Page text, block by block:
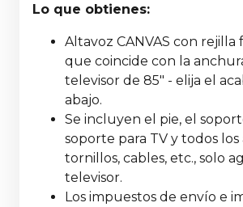
Lo que obtienes:
Altavoz CANVAS con
que coincide con la
televisor de 85" - elija el
abajo.
Se incluyen el pie, el
soporte para TV y todos los
tornillos, cables, etc., solo
televisor.
Los impuestos de envío e